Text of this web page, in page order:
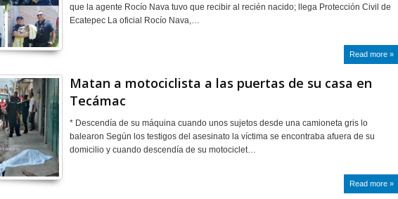
que la agente Rocío Nava tuvo que recibir al recién nacido; llega Protección Civil de
Ecatepec La oficial Rocío Nava,…
Read more »
Matan a motociclista a las puertas de su casa en
Tecámac
* Descendía de su máquina cuando unos sujetos desde una camioneta gris lo
balearon Según los testigos del asesinato la víctima se encontraba afuera de su
domicilio y cuando descendía de su motociclet…
Read more »